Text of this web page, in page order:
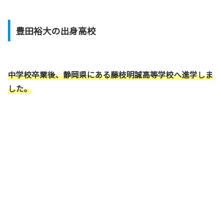
豊田裕大の出身高校
中学校卒業後、静岡県にある藤枝明誠高等学校へ進学しま
した。